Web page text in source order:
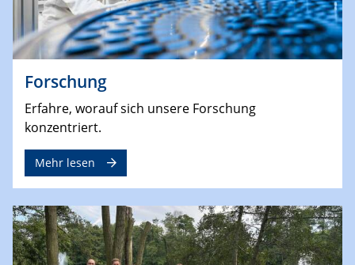
Forschung
Erfahre, worauf sich unsere Forschung
konzentriert.
Mehr lesen